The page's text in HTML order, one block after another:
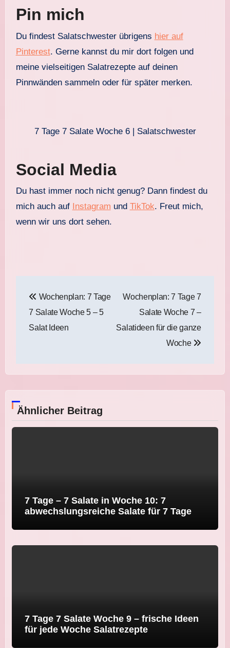
Pin mich
Du findest Salatschwester übrigens hier auf
Pinterest. Gerne kannst du mir dort folgen und
meine vielseitigen Salatrezepte auf deinen
Pinnwänden sammeln oder für später merken.
7 Tage 7 Salate Woche 6 | Salatschwester
Social Media
Du hast immer noch nicht genug? Dann findest du
mich auch auf Instagram und TikTok. Freut mich,
wenn wir uns dort sehen.
Wochenplan: 7 Tage
7 Salate Woche 5 – 5
Salat Ideen
Wochenplan: 7 Tage 7
Salate Woche 7 –
Salatideen für die ganze
Woche
Ähnlicher Beitrag
7 Tage – 7 Salate in Woche 10: 7
abwechslungsreiche Salate für 7 Tage
7 Tage 7 Salate Woche 9 – frische Ideen
für jede Woche Salatrezepte